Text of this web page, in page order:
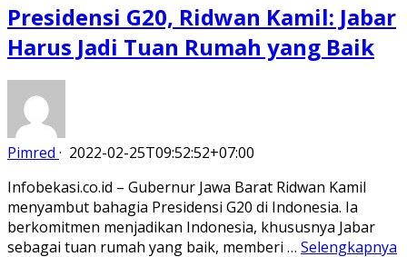
Presidensi G20, Ridwan Kamil: Jabar
Harus Jadi Tuan Rumah yang Baik
Pimred · 2022-02-25T09:52:52+07:00
Infobekasi.co.id – Gubernur Jawa Barat Ridwan Kamil
menyambut bahagia Presidensi G20 di Indonesia. Ia
berkomitmen menjadikan Indonesia, khususnya Jabar
sebagai tuan rumah yang baik, memberi … Selengkapnya